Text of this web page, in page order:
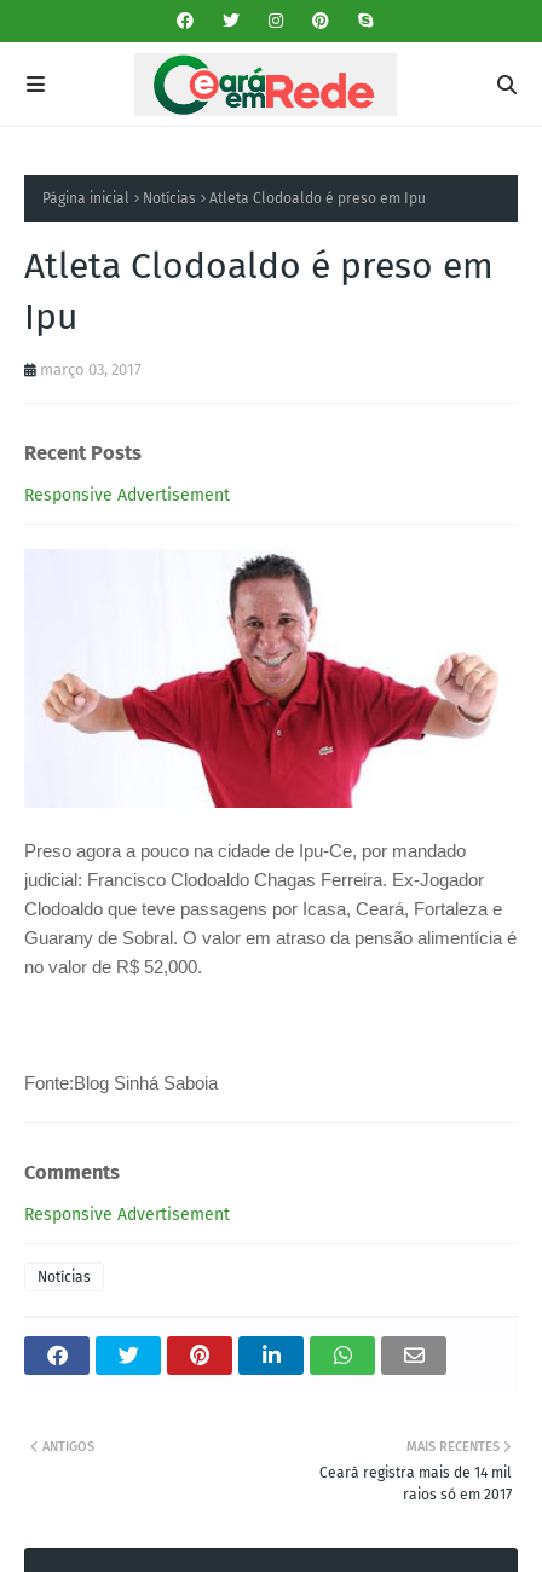
Página inicial Notícias Atleta Clodoaldo é preso em Ipu
Atleta Clodoaldo é preso em
Ipu
março 03, 2017
Recent Posts
Responsive Advertisement
Preso agora a pouco na cidade de Ipu-Ce, por mandado
judicial: Francisco Clodoaldo Chagas Ferreira. Ex-Jogador
Clodoaldo que teve passagens por Icasa, Ceará, Fortaleza e
Guarany de Sobral. O valor em atraso da pensão alimentícia é
no valor de R$ 52,000.
Fonte:Blog Sinhá Saboia
Comments
Responsive Advertisement
Notícias
MAIS RECENTES
Ceará registra mais de 14 mil
raios só em 2017
ANTIGOS